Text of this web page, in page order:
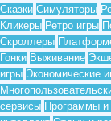
Сказки Симуляторы
Кликеры Ретро игры
Скроллеры
Гонки Выживание
игры Экономические
сервисы Программы